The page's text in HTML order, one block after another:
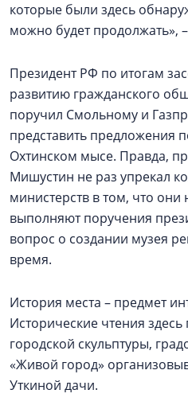
которые были здесь
можно будет продолжать»,
Президент РФ по итогам
развитию гражданского
поручил Смольному и
представить предложения
Охтинском мысе. Правда,
Мишустин не раз упрекал
министерств в том, что они
выполняют поручения
вопрос о создании музея
время.
История места – предмет
Исторические чтения
городской скульптуры,
«Живой город»
Уткиной дачи.